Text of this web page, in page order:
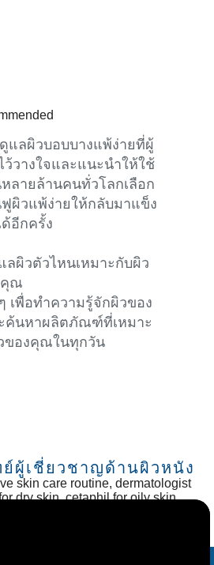
ลผิวบอบบางแพ้ง่ายที่ผู้
วางใจและแนะนำให้ใช้
ลายล้านคนทั่วโลกเลือก
ผิวแพ้ง่ายให้กลับมาแข็ง
ด้อีกครั้ง
ผิวตัวไหนเหมาะกับผิว
คุณ
เพื่อทำความรู้จักผิวของ
ค้นหาผลิตภัณฑ์ที่เหมาะ
ของคุณในทุกวัน
ผู้เชี่ยวชาญด้านผิวหนัง